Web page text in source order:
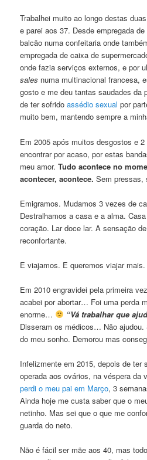
Trabalhei muito ao longo destas
e parei aos 37. Desde empregada
balcão numa confeitaria onde
empregada de caixa de
onde fazia serviços externos, e por
sales numa multinacional francesa,
gosto e me deu tantas saudades da
de ter sofridoassédio sexual por
muito bem, mantendo sempre a
Em 2005 após muitos desgostos e
encontrar por acaso, por estas
meu amor.Tudo acontece no
acontecer, acontece. Sem pressas,
Emigramos. Mudamos 3 vezes de
Destralhamos a casa e a alma.
coração. Lar doce lar. A sensação
reconfortante.
E viajamos. E queremos viajar mais.
Em 2010 engravidei pela primeira
acabei por abortar… Foi uma perda
enorme…
“Vá trabalhar que
Disseram os médicos… Não
do meu sonho. Demorou mas
Infelizmente em 2015, depois de ter
operada aos ovários, na véspera da
perdi o meu pai em Março, 3
Ainda hoje me custa saber que o
netinho. Mas sei que o que me
guarda do neto.
Não é fácil ser mãe aos 40, mas